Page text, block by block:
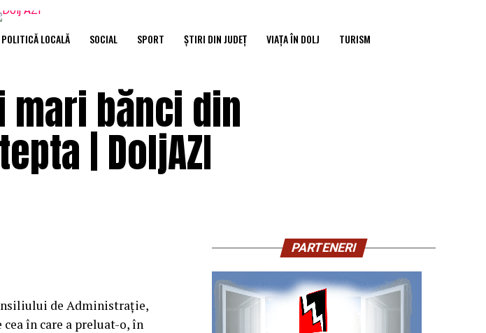
POLITICĂ LOCALĂ SOCIAL SPORT ȘTIRI DIN JUDEȚ VIAȚA ÎN DOLJ TURISM
mari bănci din
| DoljAZI
de Administraţie,
în care a preluat-o, în
PARTENERI